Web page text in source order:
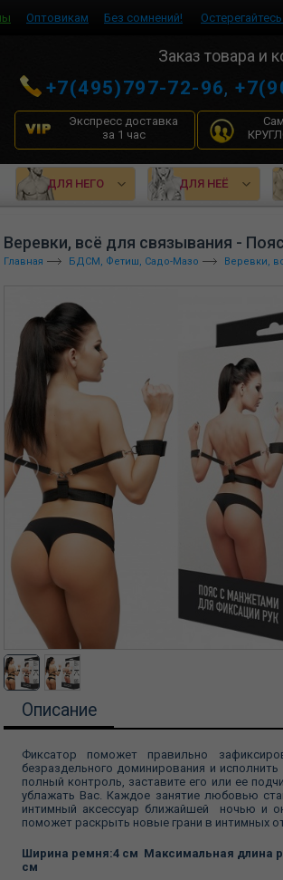
Оптовикам Без сомнений!
Заказ товара и
+7(495)797-72-96,
Экспресс доставка
за 1 час
ДЛЯ НЕГО ДЛЯ НЕЁ
Веревки, всё для связывания -
Главная БДСМ, Фетиш, Садо-Мазо Веревки,
Описание
Фиксатор поможет правильно
безраздельного доминирования и
полный контроль, заставите его или ее
ублажать Вас. Каждое занятие любовью
интимный аксессуар ближайшей ночью и
поможет раскрыть новые грани в интимных
Ширина ремня:4 см Максимальная длина
см